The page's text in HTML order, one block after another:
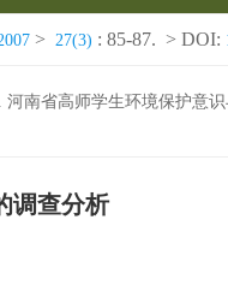
> 27(3) : 85-87. > DOI:
南省高师学生环境保护意
调查分析